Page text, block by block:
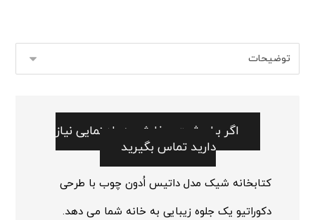
اگر برای ثبت سفارش به راهنمایی نیاز
دارید تماس بگیرید
کتابخانه شیک مدل داتیس اُدون چوب با طرحی
دکوراتیو یک جلوه زیبایی به خانه شما می دهد.